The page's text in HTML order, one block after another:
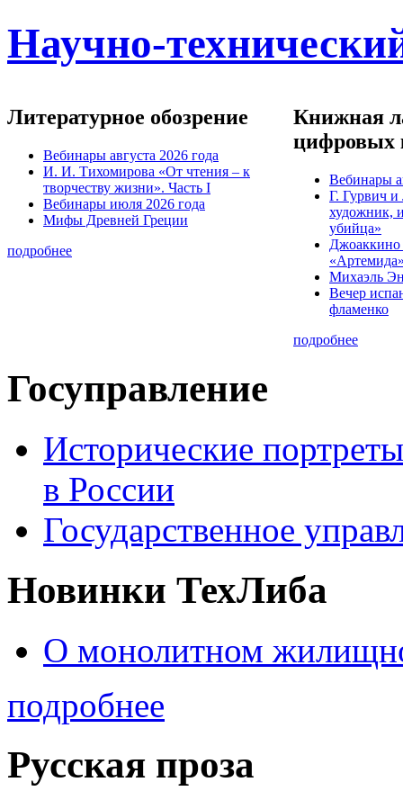
Научно-
Литературное обозрение
Вебинары августа 2026 года
И. И. Тихомирова «От чтения – к
творчеству жизни». Часть I
Вебинары июля 2026 года
Мифы Древней Греции
подробнее
Книжная
цифровых
Вебинары
Г. Гурвич
художник,
убийца»
Михаэль
Вечер
фламенко
подробнее
Госуправление
Исторические
в России
Государственное
Новинки ТехЛиба
О монолитном
подробнее
Русская проза